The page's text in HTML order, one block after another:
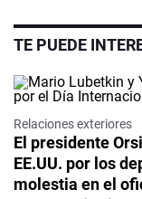
TE PUEDE
Relaciones exteriores
El presidente
EE.UU. por los
molestia en el